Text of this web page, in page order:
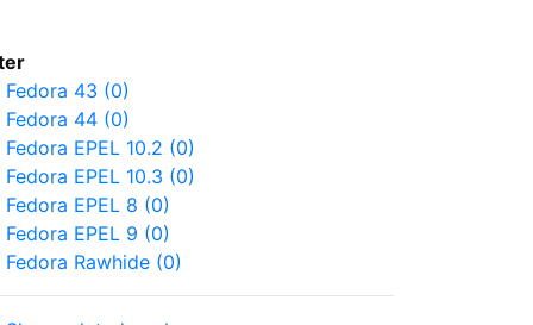
Fedora 43 (0)
Fedora 44 (0)
Fedora EPEL 10.2 (0)
Fedora EPEL 10.3 (0)
Fedora EPEL 8 (0)
Fedora EPEL 9 (0)
Fedora Rawhide (0)